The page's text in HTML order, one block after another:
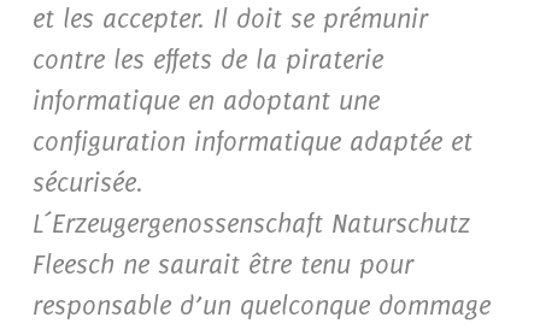
et les accepter. Il doit se prémunir
contre les effets de la piraterie
informatique en adoptant une
configuration informatique adaptée et
sécurisée.
L´Erzeugergenossenschaft Naturschutz
Fleesch ne saurait être tenu pour
responsable d’un quelconque dommage